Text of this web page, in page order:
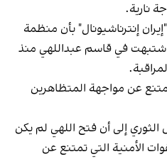
نارية.
إنترناشيونال" بأن منظمة
في قاسم عبداللهي منذ
عن مواجهة المتظاهرين
إلى أن فتح اللهي لم يكن
الأمنية التي تمتنع عن